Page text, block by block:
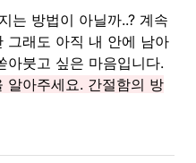
는 방법이 아닐까..? 계속
그래도 아직 내 안에 남아
알아주세요. 간절함의 방